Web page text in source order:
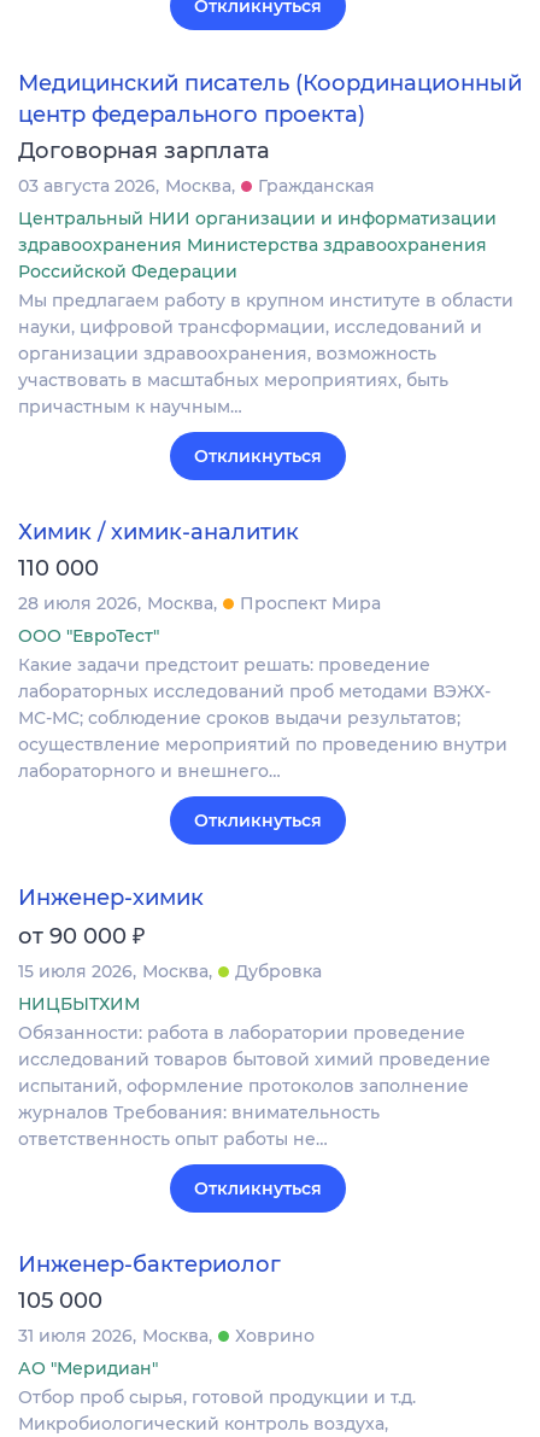
Откликнуться
Медицинский писатель (Координационный
центр федерального проекта)
Договорная зарплата
03 августа 2026 Москва
Гражданская
Центральный НИИ организации и информатизации
здравоохранения Министерства здравоохранения
Российской Федерации
Мы предлагаем работу в крупном институте в области
науки, цифровой трансформации, исследований и
организации здравоохранения, возможность
участвовать в масштабных мероприятиях, быть
причастным к научным…
Откликнуться
Химик / химик-аналитик
110 000
28 июля 2026 Москва
Проспект Мира
ООО "ЕвроТест"
Какие задачи предстоит решать: проведение
лабораторных исследований проб методами ВЭЖХ-
МС-МС; соблюдение сроков выдачи результатов;
осуществление мероприятий по проведению внутри
лабораторного и внешнего…
Откликнуться
Инженер-химик
от 90 000 ₽
15 июля 2026 Москва
Дубровка
НИЦБЫТХИМ
Обязанности: работа в лаборатории проведение
исследований товаров бытовой химий проведение
испытаний, оформление протоколов заполнение
журналов Требования: внимательность
ответственность опыт работы не…
Откликнуться
Инженер-бактериолог
105 000
31 июля 2026 Москва
Ховрино
АО "Меридиан"
Отбор проб сырья, готовой продукции и т.д.
Микробиологический контроль воздуха,